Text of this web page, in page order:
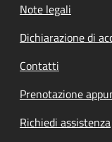
Note legali
Dichiarazione di
Contatti
Prenotazione
Richiedi assistenza